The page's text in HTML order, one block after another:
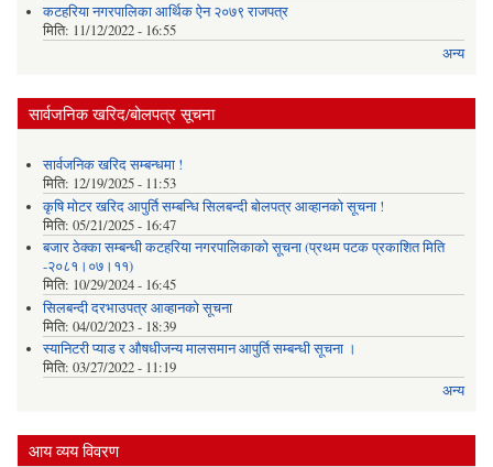
कटहरिया नगरपालिका आर्थिक ऐन २०७९ राजपत्र
मिति: 11/12/2022 - 16:55
अन्य
सार्वजनिक खरिद/बोलपत्र सूचना
सार्वजनिक खरिद सम्बन्धमा !
मिति: 12/19/2025 - 11:53
कृषि मोटर खरिद आपुर्ति सम्बन्धि सिलबन्दी बोलपत्र आव्हानको सूचना !
मिति: 05/21/2025 - 16:47
बजार ठेक्का सम्बन्धी कटहरिया नगरपालिकाको सूचना (प्रथम पटक प्रकाशित मिति
-२०८१।०७।११)
मिति: 10/29/2024 - 16:45
सिलबन्दी दरभाउपत्र आव्हानको सूचना
मिति: 04/02/2023 - 18:39
स्यानिटरी प्याड र ‌औषधीजन्य मालसमान आपुर्ति सम्बन्धी सूचना ।
मिति: 03/27/2022 - 11:19
अन्य
आय व्यय विवरण